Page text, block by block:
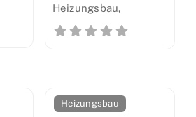
Heizungsbau,
Heizungsbau